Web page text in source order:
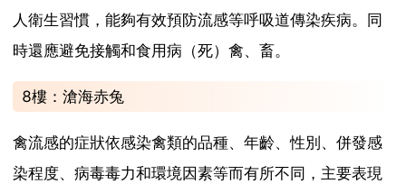
人衛生習慣，能夠有效預防流感等呼吸道傳染疾病。同
時還應避免接觸和食用病（死）禽、畜。
8樓：滄海赤兔
禽流感的症狀依感染禽類的品種、年齡、性別、併發感
染程度、病毒毒力和環境因素等而有所不同，主要表現